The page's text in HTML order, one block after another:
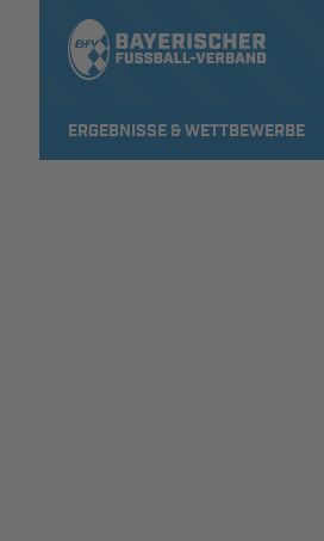
ERGEBNISSE & WETTBEWERBE